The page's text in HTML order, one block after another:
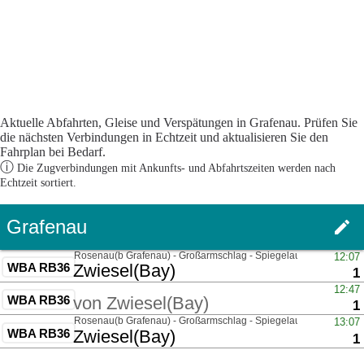
Aktuelle Abfahrten, Gleise und Verspätungen in Grafenau. Prüfen Sie
die nächsten Verbindungen in Echtzeit und aktualisieren Sie den
Fahrplan bei Bedarf.
ⓘ Die Zugverbindungen mit Ankunfts- und Abfahrtszeiten werden nach
Echtzeit sortiert.